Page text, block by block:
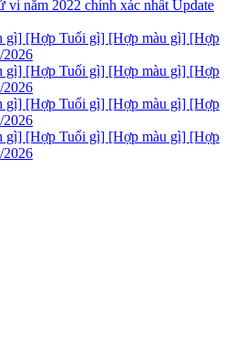
vi năm 2022 chính xác nhất Update
gì] [Hợp Tuổi gì] [Hợp màu gì] [Hợp
2026
gì] [Hợp Tuổi gì] [Hợp màu gì] [Hợp
2026
gì] [Hợp Tuổi gì] [Hợp màu gì] [Hợp
2026
gì] [Hợp Tuổi gì] [Hợp màu gì] [Hợp
2026